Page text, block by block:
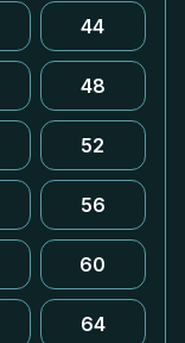
44
48
52
56
60
64